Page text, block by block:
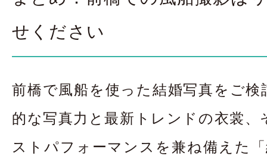
せください
前橋で風船を使った結婚写真をご検
的な写真力と最新トレンドの衣裳、
ストパフォーマンスを兼ね備えた